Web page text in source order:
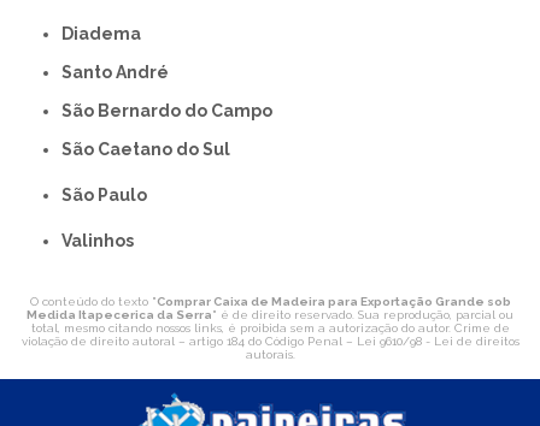
Diadema
Santo André
São Bernardo do Campo
São Caetano do Sul
São Paulo
Valinhos
O conteúdo do texto "Comprar Caixa de Madeira para Exportação Grande sob
Medida Itapecerica da Serra" é de direito reservado. Sua reprodução, parcial ou
total, mesmo citando nossos links, é proibida sem a autorização do autor. Crime de
violação de direito autoral – artigo 184 do Código Penal – Lei 9610/98 - Lei de direitos
autorais.